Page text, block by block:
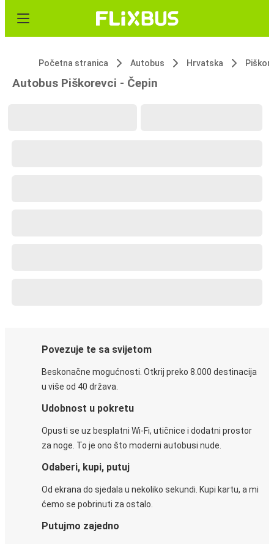
Početna stranica Autobus Hrvatska
Autobus Piškorevci - Čepin
Povezuje te sa svijetom
Beskonačne mogućnosti. Otkrij preko 8.000 destinacija
u više od 40 država.
Udobnost u pokretu
Opusti se uz besplatni Wi-Fi, utičnice i dodatni prostor
za noge. To je ono što moderni autobusi nude.
Odaberi, kupi, putuj
Od ekrana do sjedala u nekoliko sekundi. Kupi kartu, a mi
ćemo se pobrinuti za ostalo.
Putujmo zajedno